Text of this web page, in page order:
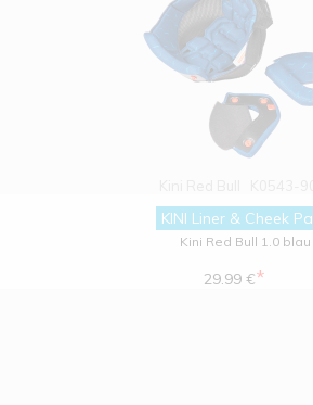
KINI Liner & Cheek
Kini Red Bull 1.0 blau
29.99 €*